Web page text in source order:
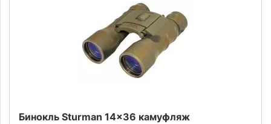
Бинокль Sturman 14x36 камуфляж